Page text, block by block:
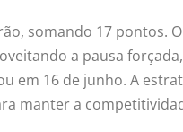
somando 17 pontos.
a pausa
em 16 de junho. A
manter a